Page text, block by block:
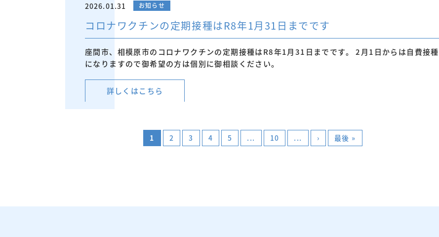
2026.01.31 お知らせ
コロナワクチンの定期接種はR8年1月31日までです
座間市、相模原市のコロナワクチンの定期接種はR8年1月31日までです。 2月1日からは自費接種
になりますので御希望の方は個別に御相談ください。
詳しくはこちら
1 2 3 4 5 ... 10 ... › 最後 »